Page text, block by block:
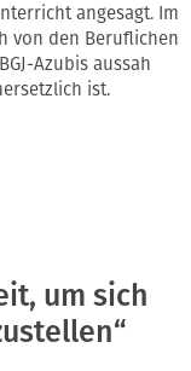
angesagt. Im
von den Beruflichen
Azubis aussah
ist.
um sich